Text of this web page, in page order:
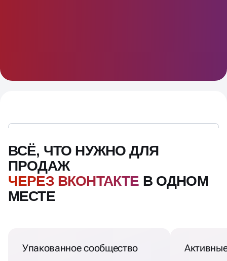
ВСЁ, ЧТО НУЖНО ДЛЯ
ПРОДАЖ
ЧЕРЕЗ ВКОНТАКТЕ В ОДНОМ
МЕСТЕ
Упакованное сообщество